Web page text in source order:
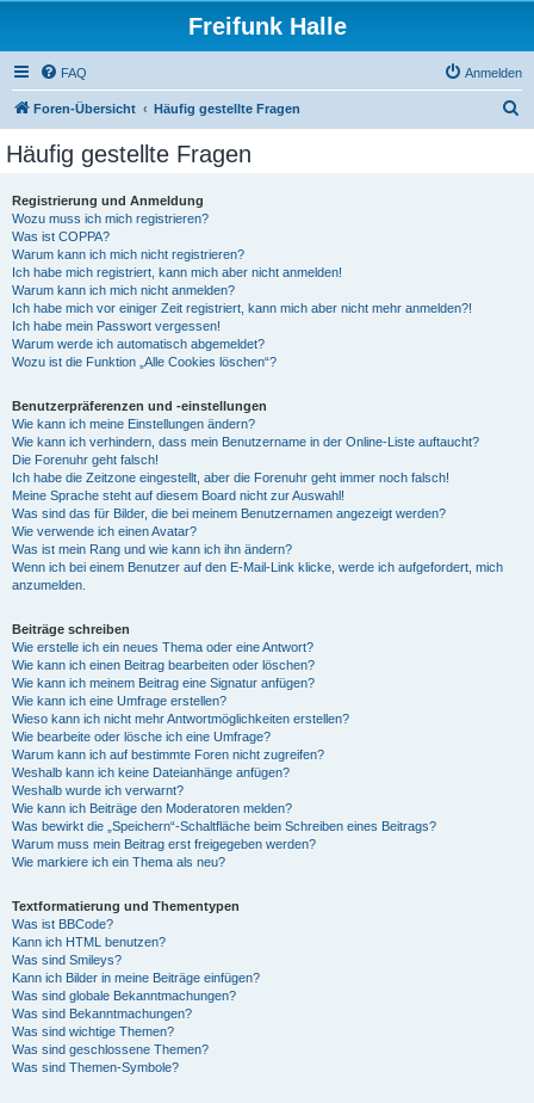
Freifunk Halle
FAQ Anmelden
Foren-Übersicht Häufig gestellte Fragen
Häufig gestellte Fragen
Registrierung und Anmeldung
Wozu muss ich mich registrieren?
Was ist COPPA?
Warum kann ich mich nicht registrieren?
Ich habe mich registriert, kann mich aber nicht anmelden!
Warum kann ich mich nicht anmelden?
Ich habe mich vor einiger Zeit registriert, kann mich aber nicht mehr anmelden?!
Ich habe mein Passwort vergessen!
Warum werde ich automatisch abgemeldet?
Wozu ist die Funktion „Alle Cookies löschen“?
Benutzerpräferenzen und -einstellungen
Wie kann ich meine Einstellungen ändern?
Wie kann ich verhindern, dass mein Benutzername in der Online-Liste auftaucht?
Die Forenuhr geht falsch!
Ich habe die Zeitzone eingestellt, aber die Forenuhr geht immer noch falsch!
Meine Sprache steht auf diesem Board nicht zur Auswahl!
Was sind das für Bilder, die bei meinem Benutzernamen angezeigt werden?
Wie verwende ich einen Avatar?
Was ist mein Rang und wie kann ich ihn ändern?
Wenn ich bei einem Benutzer auf den E-Mail-Link klicke, werde ich aufgefordert, mich
anzumelden.
Beiträge schreiben
Wie erstelle ich ein neues Thema oder eine Antwort?
Wie kann ich einen Beitrag bearbeiten oder löschen?
Wie kann ich meinem Beitrag eine Signatur anfügen?
Wie kann ich eine Umfrage erstellen?
Wieso kann ich nicht mehr Antwortmöglichkeiten erstellen?
Wie bearbeite oder lösche ich eine Umfrage?
Warum kann ich auf bestimmte Foren nicht zugreifen?
Weshalb kann ich keine Dateianhänge anfügen?
Weshalb wurde ich verwarnt?
Wie kann ich Beiträge den Moderatoren melden?
Was bewirkt die „Speichern“-Schaltfläche beim Schreiben eines Beitrags?
Warum muss mein Beitrag erst freigegeben werden?
Wie markiere ich ein Thema als neu?
Textformatierung und Thementypen
Was ist BBCode?
Kann ich HTML benutzen?
Was sind Smileys?
Kann ich Bilder in meine Beiträge einfügen?
Was sind globale Bekanntmachungen?
Was sind Bekanntmachungen?
Was sind wichtige Themen?
Was sind geschlossene Themen?
Was sind Themen-Symbole?